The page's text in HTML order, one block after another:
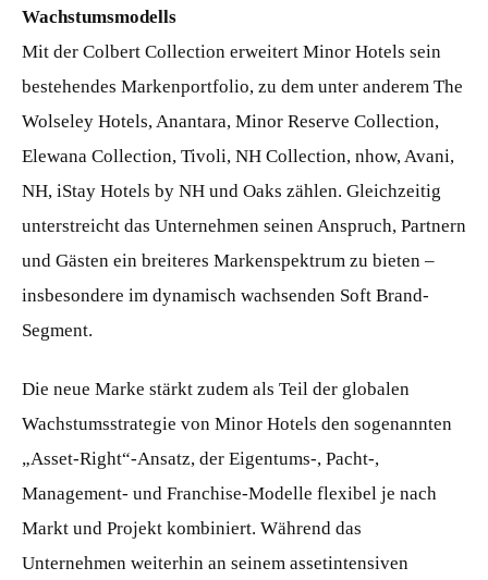
Wachstumsmodells
Mit der Colbert Collection erweitert Minor Hotels sein
bestehendes Markenportfolio, zu dem unter anderem The
Wolseley Hotels, Anantara, Minor Reserve Collection,
Elewana Collection, Tivoli, NH Collection, nhow, Avani,
NH, iStay Hotels by NH und Oaks zählen. Gleichzeitig
unterstreicht das Unternehmen seinen Anspruch, Partnern
und Gästen ein breiteres Markenspektrum zu bieten –
insbesondere im dynamisch wachsenden Soft Brand-
Segment.
Die neue Marke stärkt zudem als Teil der globalen
Wachstumsstrategie von Minor Hotels den sogenannten
„Asset-Right“-Ansatz, der Eigentums-, Pacht-,
Management- und Franchise-Modelle flexibel je nach
Markt und Projekt kombiniert. Während das
Unternehmen weiterhin an seinem assetintensiven